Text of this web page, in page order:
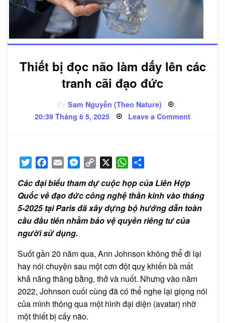
Thiết bị đọc não làm dấy lên các
tranh cãi đạo đức
Sam Nguyễn (Theo Nature)
Posted
20:39 Tháng 6 5, 2025 Leave a Commenton
cãi
đạo
đức
TwitterFacebook
Email Messenger
Copy
WhatsApp
Các đại biểu tham dự cuộc họp của Liên Hợp
Quốc về đạo đức công nghệ thần kinh vào tháng
5-2025 tại Paris đã xây dựng bộ hướng dẫn toàn
cầu đầu tiên nhằm bảo vệ quyền riêng tư của
người sử dụng.
Suốt gần 20 năm qua, Ann Johnson không thể đi lại
hay nói chuyện sau một cơn đột quỵ khiến bà mất
khả năng thăng bằng, thở và nuốt. Nhưng vào năm
2022, Johnson cuối cùng đã có thể nghe lại giọng nói
của mình thông qua một hình đại diện (avatar) nhờ
một thiết bị cấy não.